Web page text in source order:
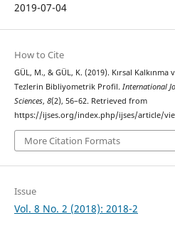
2019-07-04
How to Cite
GÜL, M., & GÜL, K. (2019). Kırsal
Tezlerin Bibliyometrik Profil. International
Sciences, 8(2), 56–62. Retrieved from
https://ijses.org/index.php/ijses/article/
More Citation Formats
Issue
Vol. 8 No. 2 (2018): 2018-2